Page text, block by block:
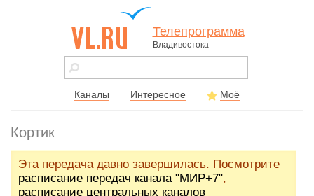
vl.ru - сайт
города
Телепрограмма
Владивостока
Каналы Интересное Моё
Кортик
Эта передача давно завершилась. Посмотрите
расписание передач канала "МИР+7",
расписание центральных каналов